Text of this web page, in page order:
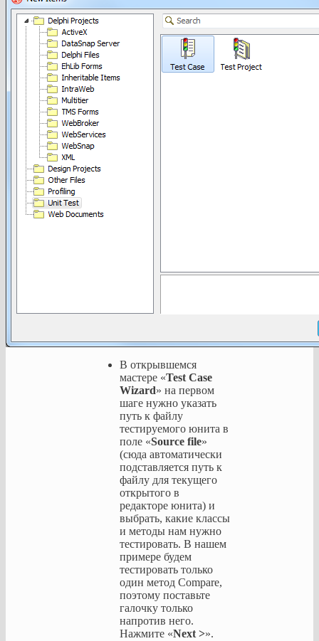
В открывшемся
мастере «Test Case
Wizard» на первом
шаге нужно указать
путь к файлу
тестируемого юнита в
поле «Source file»
(сюда автоматически
подставляется путь к
файлу для текущего
открытого в
редакторе юнита) и
выбрать, какие классы
и методы нам нужно
тестировать. В нашем
примере будем
тестировать только
один метод Compare,
поэтому поставьте
галочку только
напротив него.
Нажмите «Next >».